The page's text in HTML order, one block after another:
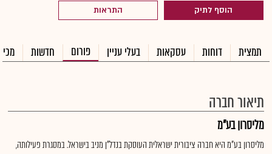
הוסף לתיק התראות
תמצית דוחות עסקאות בעלי עניין פורום חדשות
תיאור חברה
מליסרון בע"מ
מליסרון בע"מ היא חברה ציבורית ישראלית העוסקת בנדל"ן מניב בישראל. במסגרת פעילותה,